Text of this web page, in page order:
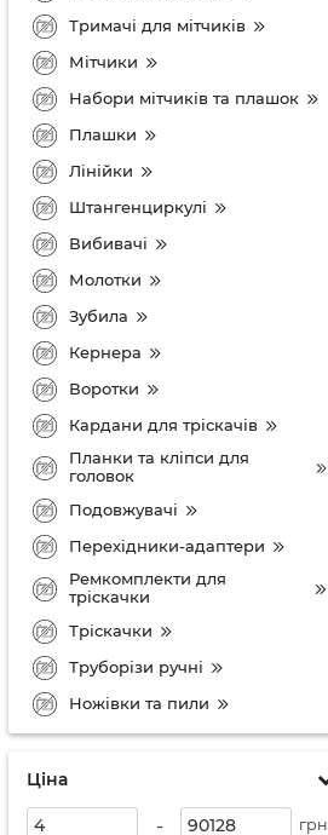
Тримачі для мітчиків
Мітчики
Набори мітчиків та плашок
Плашки
Лінійки
Штангенциркулі
Вибивачі
Молотки
Зубила
Кернера
Воротки
Кардани для тріскачів
Планки та кліпси для
головок
Подовжувачі
Перехідники-адаптери
Ремкомплекти для
тріскачки
Тріскачки
Труборізи ручні
Ножівки та пили
Ціна
- грн